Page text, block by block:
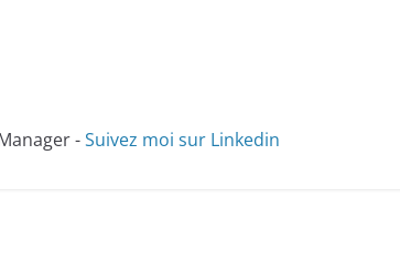
-Suivez moi sur Linkedin